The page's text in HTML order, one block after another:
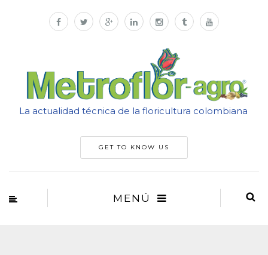
La actualidad técnica de la floricultura colombiana
GET TO KNOW US
MENÚ